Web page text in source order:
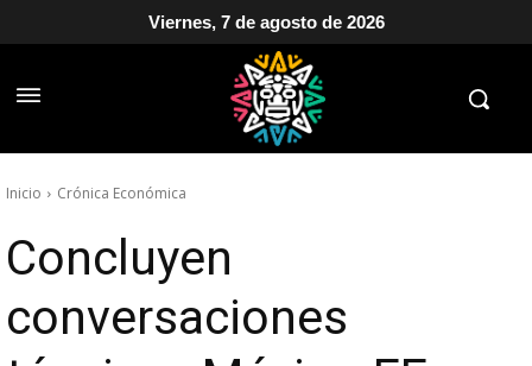
Viernes, 7 de agosto de 2026
Inicio Crónica Económica
Concluyen
conversaciones